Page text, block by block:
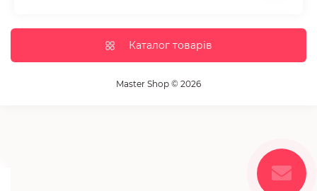
Вії та брови
Дезінфекція та стерилізація
Пензлики і набори для макіяжу
Доставка та оплата
Корисні статті
Каталог товарів
Master Shop © 2026